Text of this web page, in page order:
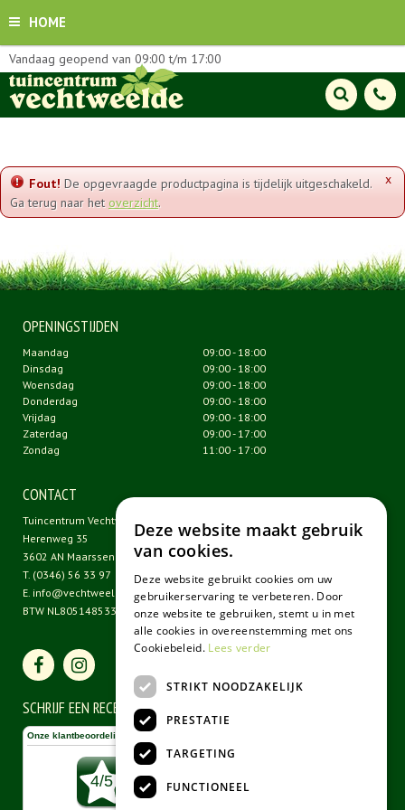
HOME
Vandaag geopend van 09:00 t/m 17:00
x
Fout! De opgevraagde productpagina is tijdelijk uitgeschakeld.
Ga terug naar het overzicht.
OPENINGSTIJDEN
Maandag
09:00 - 18:00
Dinsdag
09:00 - 18:00
Woensdag
09:00 - 18:00
Donderdag
09:00 - 18:00
Vrijdag
09:00 - 18:00
Zaterdag
09:00 - 17:00
Zondag
11:00 - 17:00
CONTACT
Tuincentrum Vechtweelde
Herenweg 35
3602 AN Maarssen
T. (0346) 56 33 97
E. info@vechtweelde.nl
BTW NL805148533B01
SCHRIJF EEN RECENSIE
Deze website maakt gebruik
van cookies.
Deze website gebruikt cookies om uw
gebruikerservaring te verbeteren. Door
onze website te gebruiken, stemt u in met
alle cookies in overeenstemming met ons
Cookiebeleid. Lees verder
STRIKT NOODZAKELIJK
PRESTATIE
TARGETING
FUNCTIONEEL